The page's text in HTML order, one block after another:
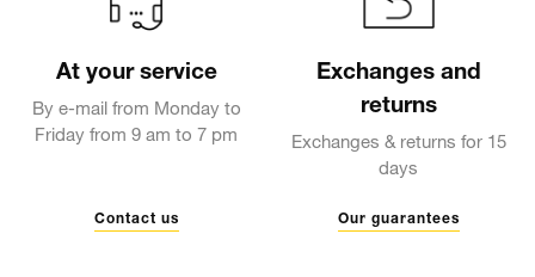
At your service
By e-mail from Monday to
Friday from 9 am to 7 pm
Contact us
Exchanges and
returns
Exchanges & returns for 15
days
Our guarantees